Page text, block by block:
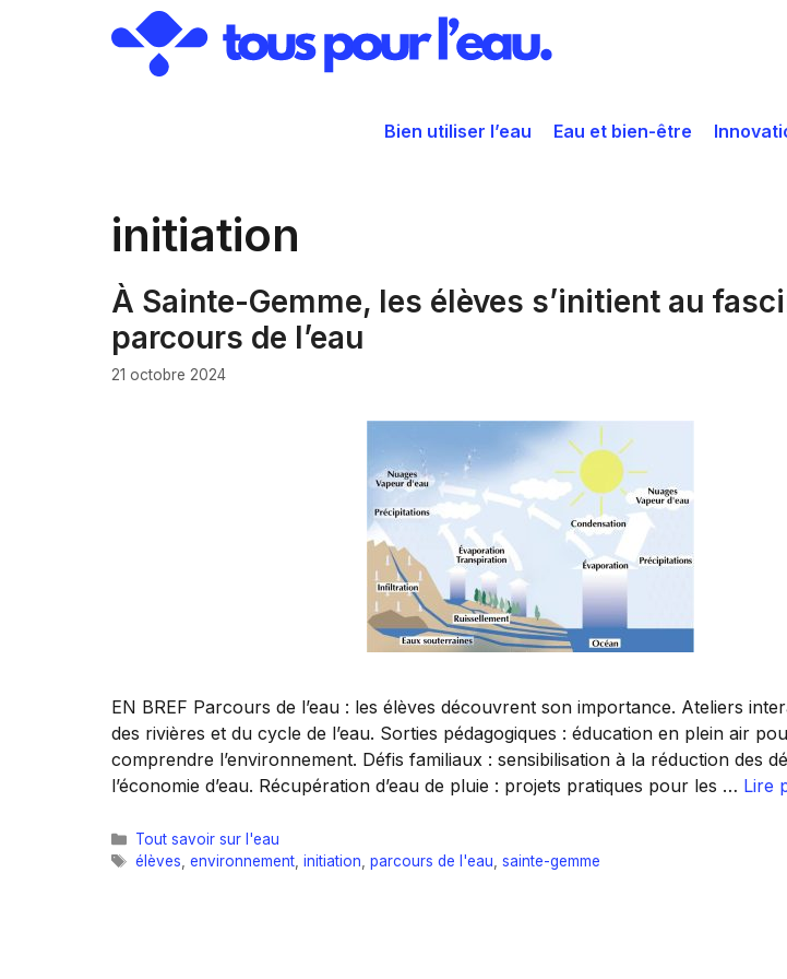
Bien utiliser l’eau Eau et bien-être
initiation
À Sainte-Gemme, les élèves s’initient au
parcours de l’eau
21 octobre 2024
EN BREF Parcours de l’eau : les élèves découvrent son importance. Ateliers
des rivières et du cycle de l’eau. Sorties pédagogiques : éducation en plein air
comprendre l’environnement. Défis familiaux : sensibilisation à la réduction des
l’économie d’eau. Récupération d’eau de pluie : projets pratiques pour les … Lire
Catégories
Tout savoir sur l'eau
Étiquettes
élèves environnement, initiation parcours de l'eau sainte-gemme